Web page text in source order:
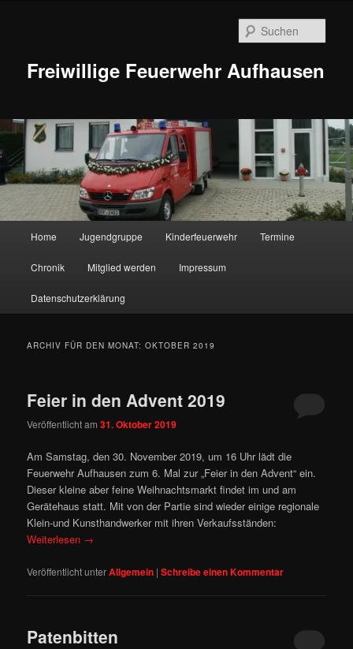
Freiwillige Feuerwehr Aufhausen
Home Jugendgruppe Kinderfeuerwehr Termine
Chronik Mitglied werden Impressum
Datenschutzerklärung
ARCHIV FÜR DEN MONAT:OKTOBER 2019
Feier in den Advent 2019
Veröffentlicht am31. Oktober 2019
Am Samstag, den 30. November 2019, um 16 Uhr lädt die
Feuerwehr Aufhausen zum 6. Mal zur „Feier in den Advent“ ein.
Dieser kleine aber feine Weihnachtsmarkt findet im und am
Gerätehaus statt. Mit von der Partie sind wieder einige regionale
Klein-und Kunsthandwerker mit ihren Verkaufsständen:
Weiterlesen →
Veröffentlicht unterAllgemein |Schreibe einen Kommentar
Patenbitten